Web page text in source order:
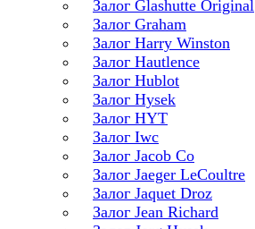
Залог Glashutte Original
Залог Graham
Залог Harry Winston
Залог Hautlence
Залог Hublot
Залог Hysek
Залог HYT
Залог Iwc
Залог Jacob Co
Залог Jaeger LeCoultre
Залог Jaquet Droz
Залог Jean Richard